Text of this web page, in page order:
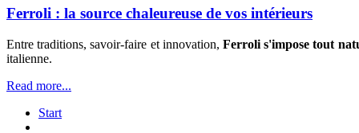
Ferroli : la source chaleureuse de vos intérieurs
Entre traditions, savoir-faire et innovation,Ferroli s'impose tout
italienne.
Read more...
Start